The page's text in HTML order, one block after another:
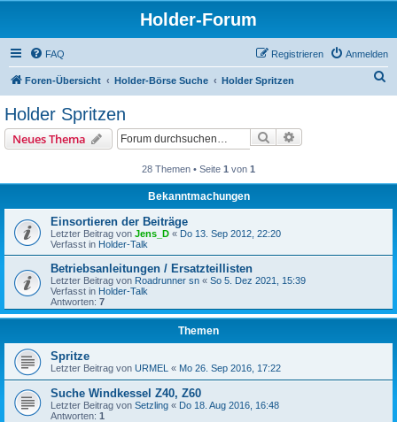
Holder-Forum
FAQ Anmelden
Registrieren
Foren-Übersicht Holder-Börse Suche Holder Spritzen
Holder Spritzen
Neues Thema Suche
28 Themen • Seite 1 von 1
Bekanntmachungen
Einsortieren der Beiträge
Letzter Beitrag von Jens_D « Do 13. Sep 2012, 22:20
Verfasst in Holder-Talk
Betriebsanleitungen / Ersatzteillisten
Letzter Beitrag von Roadrunner sn « So 5. Dez 2021, 15:39
Verfasst in Holder-Talk
Antworten: 7
Themen
Spritze
Letzter Beitrag von URMEL « Mo 26. Sep 2016, 17:22
Suche Windkessel Z40, Z60
Letzter Beitrag von Setzling « Do 18. Aug 2016, 16:48
Antworten: 1